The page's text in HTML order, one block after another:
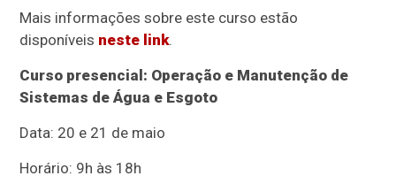
Mais informações sobre este curso estão
disponíveis neste link.
Curso presencial: Operação e Manutenção de
Sistemas de Água e Esgoto
Data: 20 e 21 de maio
Horário: 9h às 18h